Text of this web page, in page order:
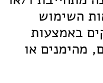
השימוש
באמצעות
מהימנים או